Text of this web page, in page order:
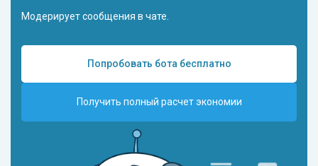
Модерирует сообщения в чате.
Попробовать бота бесплатно
Получить полный расчет экономии